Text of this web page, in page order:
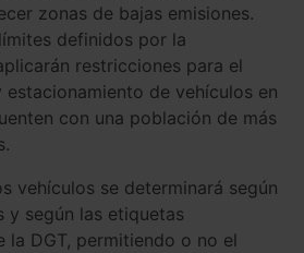
zonas de bajas emisiones.
definidos por la
restricciones para el
de vehículos en
con una población de más
vehículos se determinará según
y según las etiquetas
la DGT, permitiendo o no el